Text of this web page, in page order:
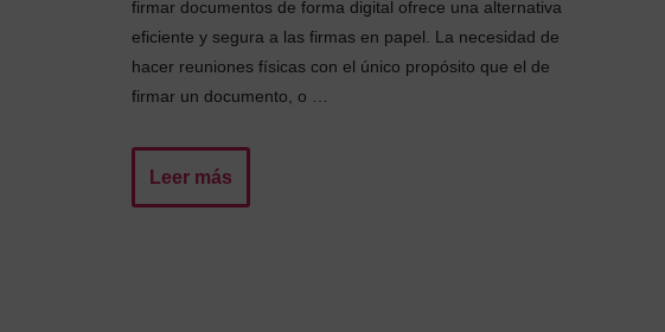
firmar documentos de forma digital ofrece una alternativa
eficiente y segura a las firmas en papel. La necesidad de
hacer reuniones físicas con el único propósito que el de
firmar un documento, o …
Leer más